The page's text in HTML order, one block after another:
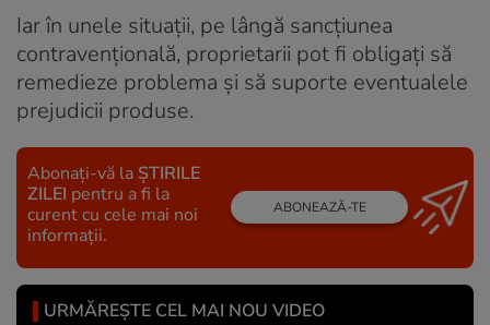
Iar în unele situații, pe lângă sancțiunea
contravențională, proprietarii pot fi obligați să
remedieze problema și să suporte eventualele
prejudicii produse.
Abonați-vă la ȘTIRILE
ZILEI pentru a fi la
curent cu cele mai noi
informații.
ABONEAZĂ-TE
URMĂREȘTE CEL MAI NOU VIDEO